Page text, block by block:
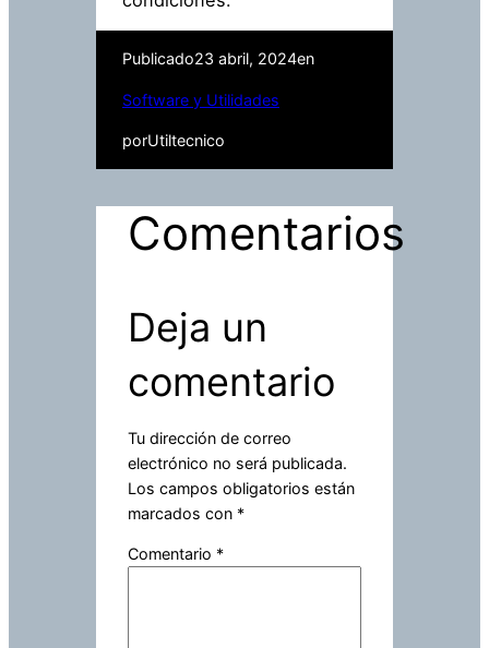
Publicado23 abril, 2024en
Software y Utilidades
porUtiltecnico
Comentarios
Deja un
comentario
Tu dirección de correo
electrónico no será publicada.
Los campos obligatorios están
marcados con *
Comentario *